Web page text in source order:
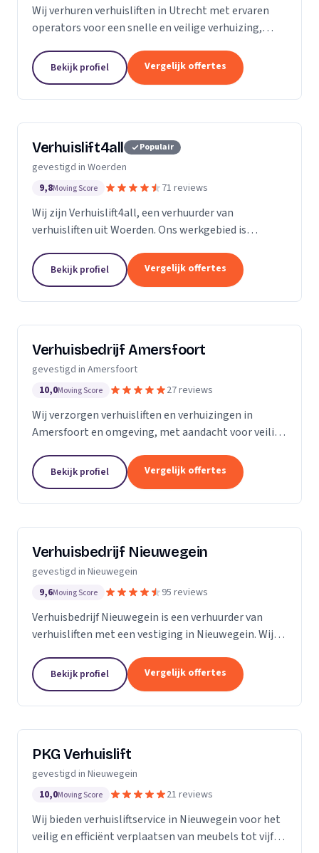
Wij verhuren verhuisliften in Utrecht met ervaren
operators voor een snelle en veilige verhuizing,
Bekijk profiel Vergelijk offertes
Verhuislift4all Populair
gevestigd in Woerden
9,8Moving Score 71 reviews
Wij zijn Verhuislift4all, een verhuurder van
verhuisliften uit Woerden. Ons werkgebied is
Bekijk profiel Vergelijk offertes
Verhuisbedrijf Amersfoort
gevestigd in Amersfoort
10,0Moving Score 27 reviews
Wij verzorgen verhuisliften en verhuizingen in
Amersfoort en omgeving, met aandacht voor veilig
Bekijk profiel Vergelijk offertes
Verhuisbedrijf Nieuwegein
gevestigd in Nieuwegein
9,6Moving Score 95 reviews
Verhuisbedrijf Nieuwegein is een verhuurder van
verhuisliften met een vestiging in Nieuwegein. Wij
Bekijk profiel Vergelijk offertes
PKG Verhuislift
gevestigd in Nieuwegein
10,0Moving Score 21 reviews
Wij bieden verhuisliftservice in Nieuwegein voor het
veilig en efficiënt verplaatsen van meubels tot vijf